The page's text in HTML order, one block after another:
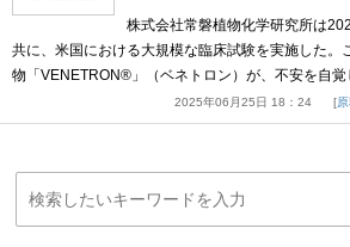
株式会社常磐植物化学研究所は
共に、米国における大規模な臨床試験を実施した。
物「VENETRON®」（ベネトロン）が、不安を自
2025年06月25日 18：24